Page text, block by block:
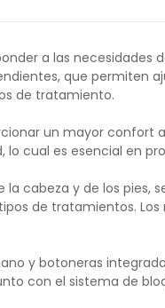
a las
que permiten
de tratamiento.
un mayor
cual es esencial en
cabeza y de los
de tratamientos.
y botoneras
con el sistema de